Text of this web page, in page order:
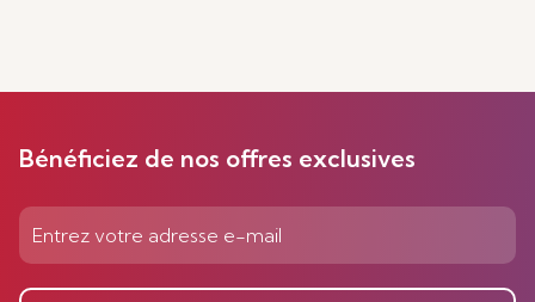
Bénéficiez de nos offres exclusives